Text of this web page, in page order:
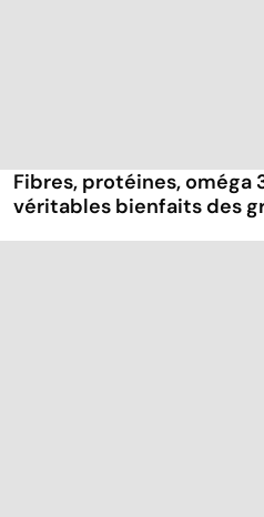
Fibres, protéines, oméga
véritables bienfaits des